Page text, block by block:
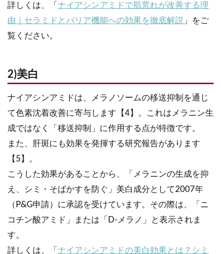
詳しくは、「 ナイアシンアミドで肌荒れが改善する理
由｜セラミドとバリア機能への効果を徹底解説 」をご
覧ください。
2)美白
ナイアシンアミドは、メラノソームの移送抑制を通じ
て色素沈着改善に寄与します【4】。これはメラニン生
成ではなく「移送抑制」に作用する点が特徴です。
また、肝斑にも効果を発揮する研究報告があります
【5】。
こうした効果があることから、「メラニンの生成を抑
え、シミ・そばかすを防ぐ」美白成分として2007年
（P&G申請）に承認を受けています。その際は、「ニ
コチン酸アミド」または「D-メラノ」と表示されま
す。
詳しくは、「 ナイアシンアミドの美白効果とは？シミ